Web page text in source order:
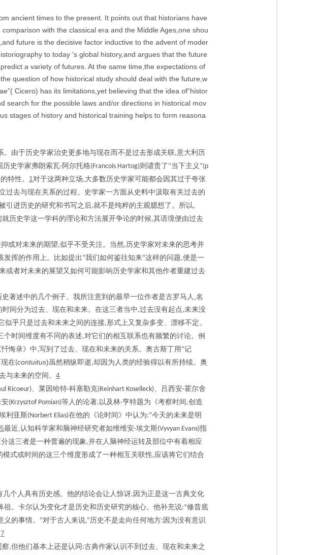
ancient times to the present. It points out that historians have
with the classical era and the Middle Ages,one shou
future is the decisive factor inductive to the advent of moder
to today 's global history,and argues that the future
a variety of futures. At the same time,the expectations of
question of how historical study should deal with the future,w
Cicero) has its limitations,yet believing that the idea of“histor
search for the possible laws and/or directions in historical mov
stages of history and historical training helps to form reasona
由于历史学家治史更多地与现在而不是过去形成关联,意大利历
历史学家弗朗索瓦· 阿尔托格(Francois Hartog)则谴责了 “当下主义 ”(p
特性。 1对于这两种立场,大多数历史学家可能都会因其过于夸张
过去与现在关系的过程。史学家一方面从史料中汲取有关过去的
引进历史的研究和书写之后,就不是纯粹的主观臆想了。所以,
历史学这一学科的理论和方法展开争论的时候,其语境便由过去
或对未来的期望,似乎不受关注。当然,历史学家对未来的思考并
发挥的作用上。比如提出 “我们如何鉴往知来”这样的问题,便是一
或者对未来的展望又如何可能影响历史学家和其他作者重建过去
著述中的几个例子。我所注意到的最早一位作者是古罗马人 ,名
时间分为过去、现在和未来。在这三者当中 ,过去没有起点,未来没
似乎只是过去和未来之间的连接,形式上又复杂多变、漂移不定。
个时间维度有不同的表述,对它们的相互联系也有频繁的讨论。例
悔录》中,写到了过去、现在和未来的关系。奥古斯丁用 “记
现在(contuitus)虽然稍纵即逝,却因为人类的经验得以有所持续。奥
与未来的空间。 4
Ricoeur)、莱因哈特·科塞勒克(Reinhart Koselleck)、吕西安·霍尔舍
安(Krzysztof Pomian)等人的论著, 以及林·亨特题为《考察时间 ,创造
利亚斯(Norbert Elias)在他的《论时间》中认为:“今天的未来是明
5最近,认知科学家和脑神经研究者如维维安·埃文斯(Vyvyan Evans)指
这三者是一种普遍的现象,并在人脑神经运转及部位中有着相应
模式或时间的这三个维度形成了一种相互关联性,应该将它们结合
几个人具有历史感。他的结论会让人惊讶, 因为正是这一古典文化
。卡尔认为变化才是历史和历史研究的核心。他补充说:“修昔底
的事情。 ”对于古人来说,“历史不是走向任何地方: 因为没有意识
7
察,但他们基本上还是认同 :古典作家认识不到过去、现在和未来之